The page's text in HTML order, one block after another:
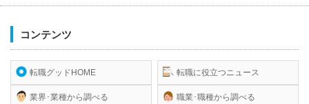
コンテンツ
転職グッドHOME
業界･業種から調べる
転職に役立つニュース
職業･職種から調べる